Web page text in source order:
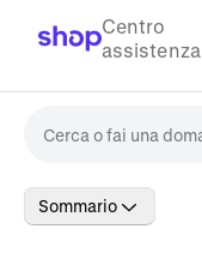
Centro
assistenza
Sommario